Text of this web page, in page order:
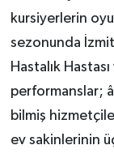
kursiyerlerin
sezonunda
Hastalık
performanslar;
bilmiş
ev sakinlerinin